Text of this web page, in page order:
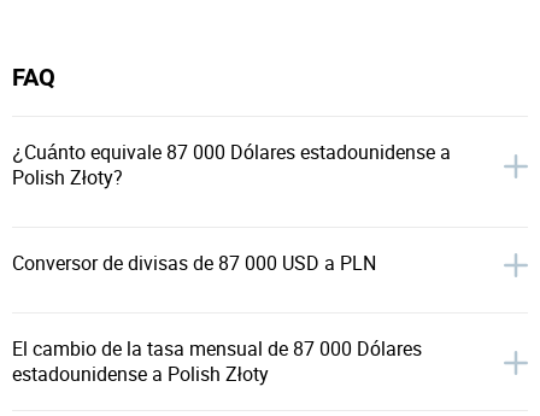
FAQ
¿Cuánto equivale 87 000 Dólares estadounidense a
Polish Złoty?
Conversor de divisas de 87 000 USD a PLN
El cambio de la tasa mensual de 87 000 Dólares
estadounidense a Polish Złoty